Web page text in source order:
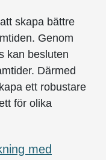
skapa bättre
Genom
kan besluten
Därmed
ett robustare
för olika
med